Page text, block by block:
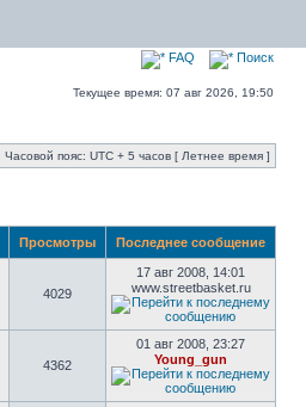
FAQ Поиск
Текущее время: 07 авг 2026, 19:50
Часовой пояс: UTC + 5 часов [ Летнее время ]
Просмотры Последнее сообщение
4029
17 авг 2008, 14:01
www.streetbasket.ru
4362
01 авг 2008, 23:27
Young_gun